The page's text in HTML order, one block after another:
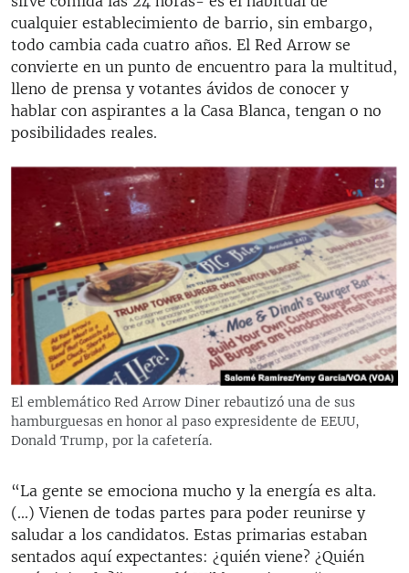
cualquier establecimiento de barrio, sin embargo,
todo cambia cada cuatro años. El Red Arrow se
convierte en un punto de encuentro para la multitud,
lleno de prensa y votantes ávidos de conocer y
hablar con aspirantes a la Casa Blanca, tengan o no
posibilidades reales.
El emblemático Red Arrow Diner rebautizó una de sus
hamburguesas en honor al paso expresidente de EEUU,
Donald Trump, por la cafetería.
“La gente se emociona mucho y la energía es alta.
(...) Vienen de todas partes para poder reunirse y
saludar a los candidatos. Estas primarias estaban
sentados aquí expectantes: ¿quién viene? ¿Quién